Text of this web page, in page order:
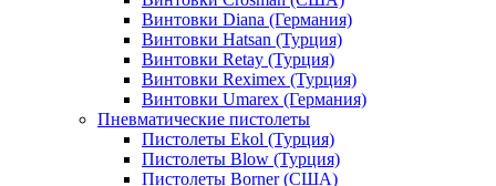
Винтовки Diana (Германия)
Винтовки Hatsan (Турция)
Винтовки Retay (Турция)
Винтовки Reximex (Турция)
Винтовки Umarex (Германия)
Пневматические пистолеты
Пистолеты Ekol (Турция)
Пистолеты Blow (Турция)
Пистолеты Borner (США)